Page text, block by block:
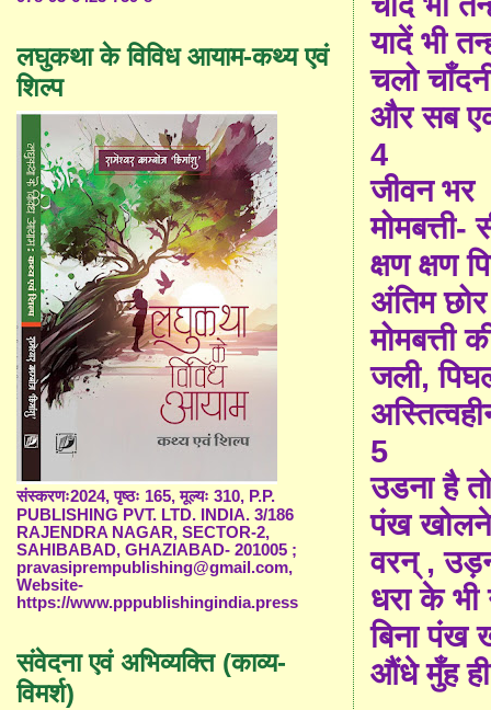
यादें भी
चलो
और सब
4
जीवन भर
मोमबत्ती-
क्षण क्षण
अंतिम
मोमबत्ती
जली,
5
उडना है
पंख खोलने
वरन् ,
धरा के भी
बिना पंख
औंधे मुँह ही
लघुकथा के विविध आयाम-कथ्य एवं
शिल्प
संस्करणः2024, पृष्ठः 165, मूल्यः 310, P.P.
PUBLISHING PVT. LTD. INDIA. 3/186
RAJENDRA NAGAR, SECTOR-2,
SAHIBABAD, GHAZIABAD- 201005 ;
pravasiprempublishing@gmail.com,
Website-
https://www.pppublishingindia.press
संवेदना एवं अभिव्यक्ति (काव्य-
विमर्श)